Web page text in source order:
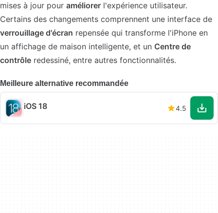
mises à jour pour améliorer l'expérience utilisateur.
Certains des changements comprennent une interface de
verrouillage d'écran repensée qui transforme l'iPhone en
un affichage de maison intelligente, et un Centre de
contrôle redessiné, entre autres fonctionnalités.
Meilleure alternative recommandée
iOS 18 4.5